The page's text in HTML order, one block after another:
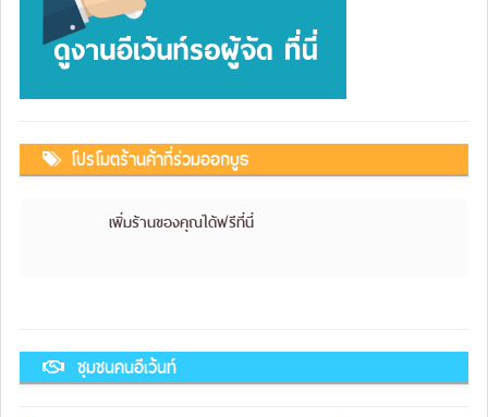
โปรโมตร้านค้าที่ร่วมออกบูธ
เพิ่มร้านของคุณได้ฟรีที่นี่
ชุมชนคนอีเว้นท์